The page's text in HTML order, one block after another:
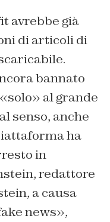
avrebbe già
di articoli di
bannato
al grande
senso, anche
ha
in
redattore
a causa
news»,